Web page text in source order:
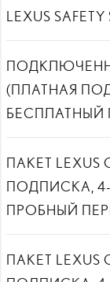
LEXUS SAFETY
(ПЛАТНАЯ
БЕСПЛАТНЫЙ
ПАКЕТ LEXUS
ПОДПИСКА,
ПРОБНЫЙ
ПАКЕТ LEXUS